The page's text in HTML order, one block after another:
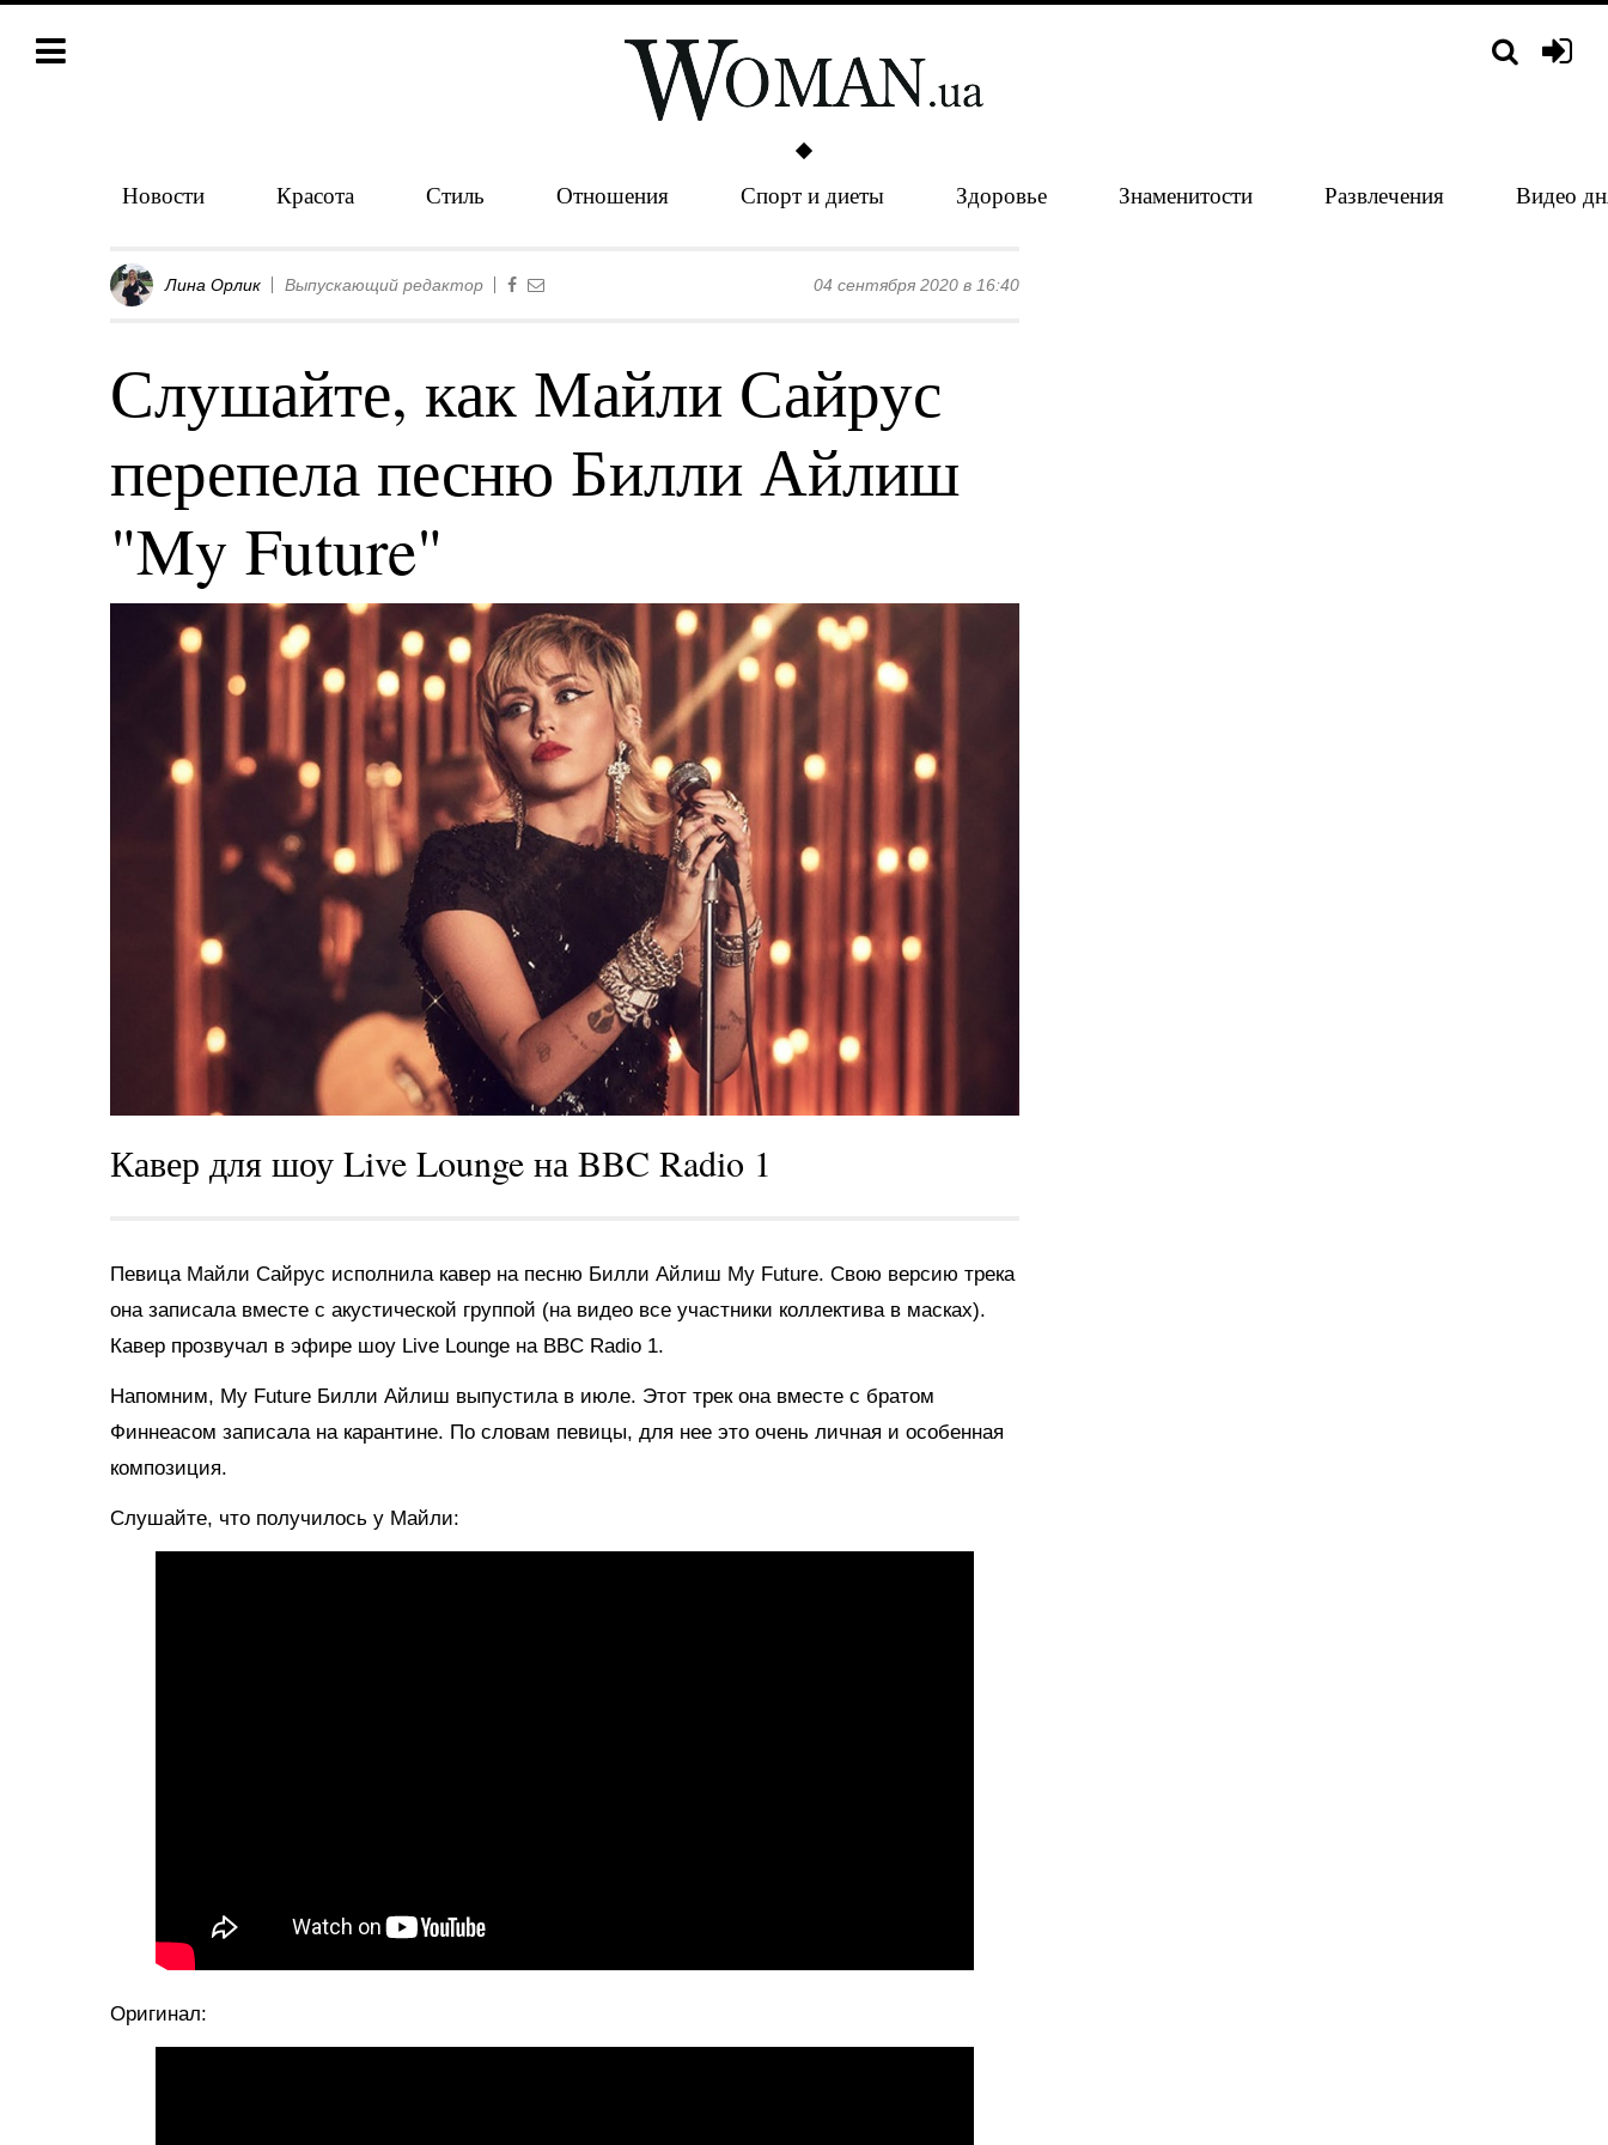
Новости Красота Стиль Отношения Спорт и диеты Здоровье Знаменитости Развлечения Видео
Лина Орлик Выпускающий редактор 04 сентября 2020 в 16:40
Слушайте, как Майли Сайрус
перепела песню Билли Айлиш
"My Future"
Кавер для шоу Live Lounge на BBC Radio 1
Певица Майли Сайрус исполнила кавер на песню Билли Айлиш My Future. Свою версию трека
она записала вместе с акустической группой (на видео все участники коллектива в масках).
Кавер прозвучал в эфире шоу Live Lounge на BBC Radio 1.
Напомним, My Future Билли Айлиш выпустила в июле. Этот трек она вместе с братом
Финнеасом записала на карантине. По словам певицы, для нее это очень личная и особенная
композиция.
Слушайте, что получилось у Майли:
Оригинал: